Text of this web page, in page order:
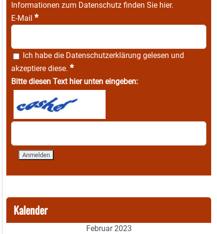
Informationen zum Datenschutz finden Sie hier.
E-Mail *
Ich habe die Datenschutzerklärung gelesen und
akzeptiere diese. *
Bitte diesen Text hier unten eingeben:
Kalender
Februar 2023